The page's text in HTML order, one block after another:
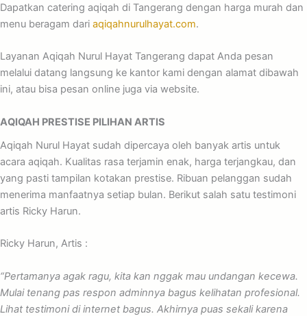
Dapatkan catering aqiqah di Tangerang dengan harga murah dan
menu beragam dari aqiqahnurulhayat.com.
Layanan Aqiqah Nurul Hayat Tangerang dapat Anda pesan
melalui datang langsung ke kantor kami dengan alamat dibawah
ini, atau bisa pesan online juga via website.
AQIQAH PRESTISE PILIHAN ARTIS
Aqiqah Nurul Hayat sudah dipercaya oleh banyak artis untuk
acara aqiqah. Kualitas rasa terjamin enak, harga terjangkau, dan
yang pasti tampilan kotakan prestise. Ribuan pelanggan sudah
menerima manfaatnya setiap bulan. Berikut salah satu testimoni
artis Ricky Harun.
Ricky Harun, Artis :
“Pertamanya agak ragu, kita kan nggak mau undangan kecewa.
Mulai tenang pas respon adminnya bagus kelihatan profesional.
Lihat testimoni di internet bagus. Akhirnya puas sekali karena